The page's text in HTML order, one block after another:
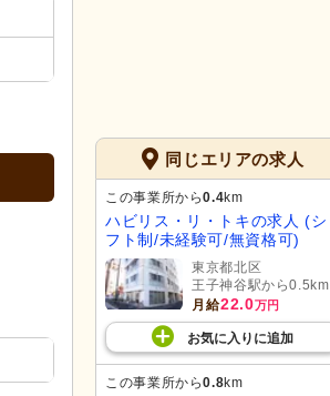
同じエリアの求人
この事業所から0.4km
ハビリス・リ・トキの求人 (シ
フト制/未経験可/無資格可)
東京都北区
王子神谷駅から0.5km
月給22.0万円
お気に入り に追加
この事業所から0.8km